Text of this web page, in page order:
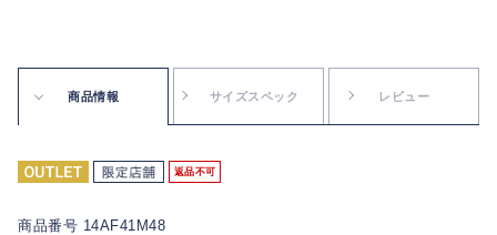
商品情報 サイズスペック レビュー
返品不可
商品番号 14AF41M48